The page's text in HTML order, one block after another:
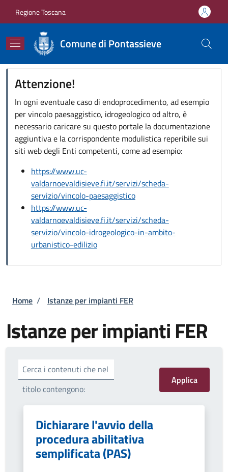
Regione Toscana
Comune di Pontassieve
Attenzione!
In ogni eventuale caso di endoprocedimento, ad esempio
per vincolo paesaggistico, idrogeologico od altro, è
necessario caricare su questo portale la documentazione
aggiuntiva e la corrispondente modulistica reperibile sui
siti web degli Enti competenti, come ad esempio:
https://www.uc-
valdarnoevaldisieve.fi.it/servizi/scheda-
servizio/vincolo-paesaggistico
https://www.uc-
valdarnoevaldisieve.fi.it/servizi/scheda-
servizio/vincolo-idrogeologico-in-ambito-
urbanistico-edilizio
Briciole di pane
Home / Istanze per impianti FER
Istanze per impianti FER
Cerca i contenuti che nel
titolo contengono:
Dichiarare l'avvio della
procedura abilitativa
semplificata (PAS)